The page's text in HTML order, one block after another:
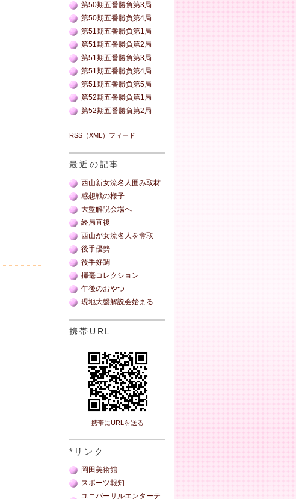
第50期五番勝負第3局
第50期五番勝負第4局
第51期五番勝負第1局
第51期五番勝負第2局
第51期五番勝負第3局
第51期五番勝負第4局
第51期五番勝負第5局
第52期五番勝負第1局
第52期五番勝負第2局
RSS（XML）フィード
最近の記事
西山新女流名人囲み取材
感想戦の様子
大盤解説会場へ
終局直後
西山が女流名人を奪取
後手優勢
後手好調
揮毫コレクション
午後のおやつ
現地大盤解説会始まる
携帯URL
携帯にURLを送る
*リンク
岡田美術館
スポーツ報知
ユニバーサルエンターテ